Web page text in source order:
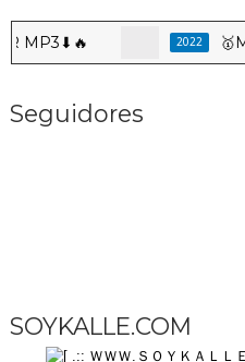
🥇MIX
Seguidores
SOYKALLE.COM